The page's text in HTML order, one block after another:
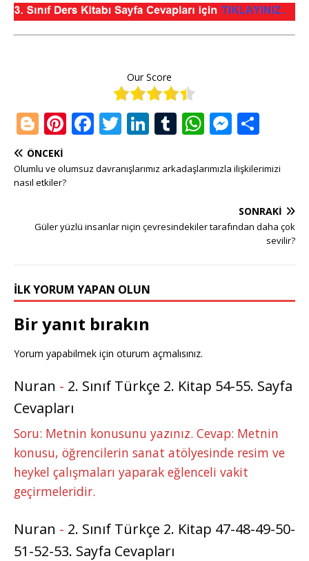
Our Score
Bl
o
g
g
r
Pi
te
st
F
c
o
k
T
it
Li
k
n
T
m
W
at
p
M
ss
n
g
ar
ÖNCEKI
Olumlu ve olumsuz davranışlarımız arkadaşlarımızla ilişkilerimizi
nasıl etkiler?
SONRAKI
Güler yüzlü insanlar niçin çevresindekiler tarafından daha çok
sevilir?
İLK YORUM YAPAN OLUN
Bir yanıt bırakın
Yorum yapabilmek için oturum açmalısınız.
Nuran - 2. Sınıf Türkçe 2. Kitap 54-55. Sayfa
Cevapları
Soru: Metnin konusunu yazınız. Cevap: Metnin
konusu, öğrencilerin sanat atölyesinde resim ve
heykel çalışmaları yaparak eğlenceli vakit
geçirmeleridir.
Nuran - 2. Sınıf Türkçe 2. Kitap 47-48-49-50-
51-52-53. Sayfa Cevapları